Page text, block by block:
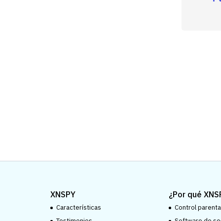
XNSPY
Características
¿Por qué
Control